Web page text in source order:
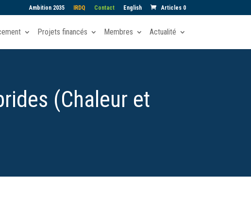
Ambition 2035 IRDQ Contact English Articles 0
Projets financés Membres Actualité
(Chaleur et